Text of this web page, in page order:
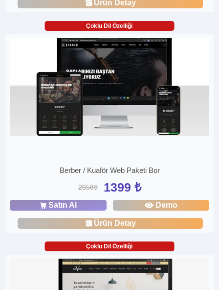
Ürün Detay
Çoklu Dil Özelliği
Berber / Kuaför Web Paketi Bor
2658₺ 1399 ₺
Satın Al Demo
Ürün Detay
Çoklu Dil Özelliği